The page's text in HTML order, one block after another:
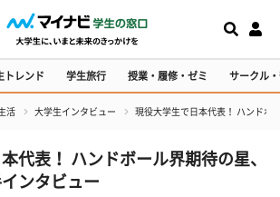
トレンド 学生旅行 授業・履修・ゼミ サークル
活 大学生インタビュー 現役大学生で日本代表！ ハンドボ
代表！ ハンドボール界期待の星、
ンタビュー